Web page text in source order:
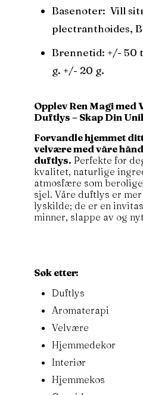
Basenoter: Vill
plectranthoides,
Brennetid: +/- 50
g. +/- 20 g.
Opplev Ren Magi med
Duftlys – Skap Din
Forvandle hjemmet
velvære med våre
duftlys. Perfekte for
kvalitet, naturlige
atmosfære som
sjel. Våre duftlys er mer
lyskilde; de er en
minner, slappe av og
Søk etter:
Duftlys
Aromaterapi
Velvære
Hjemmedekor
Interiør
Hjemmekos